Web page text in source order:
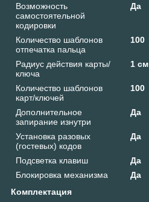
Возможность
самостоятельной
кодировки
Да
Количество шаблонов
отпечатка пальца
100
Радиус действия карты/
ключа
1 см
Количество шаблонов
карт/ключей
100
Дополнительное
запирание изнутри
Да
Установка разовых
(гостевых) кодов
Да
Подсветка клавиш
Да
Блокировка механизма
Да
Комплектация